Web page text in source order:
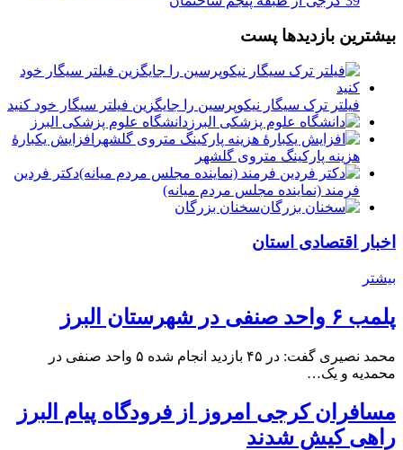
بیشترین بازدیدها پست
فیلتر ترک سیگار نیکوپرسین را جایگزین فیلتر سیگار خود کنید
دانشگاه علوم پزشکی البرز
افزایش یکبارۀ
هزینه پارکینگ متروی گلشهر
دكتر فردين
فرمند (نماينده مجلس مردم میانه)
سخنان بزرگان
اخبار اقتصادی استان
بیشتر
پلمب ۶ واحد صنفی در شهرستان البرز
محمد نصیری گفت: در ۴۵ بازدید انجام شده ۵ واحد صنفی در
محمدیه و یک…
مسافران کرجی امروز از فرودگاه پیام البرز
راهی کیش شدند